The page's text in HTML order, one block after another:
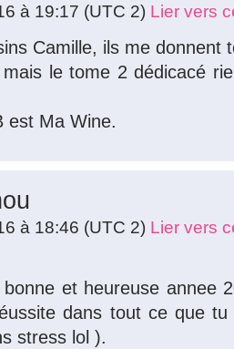
à 19:17 (UTC 2) Lier vers
Camille, ils me donnent
le tome 2 dédicacé
est Ma Wine.
à 18:46 (UTC 2) Lier vers
et heureuse annee
dans tout ce que tu
stress lol ).